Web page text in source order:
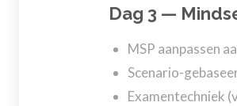
Dag 3 —
MSP aanpassen
Scenario-
Examentechniek